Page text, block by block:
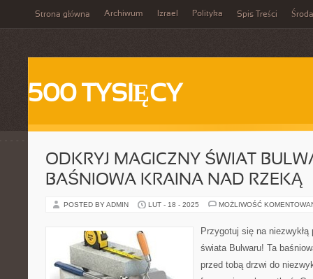
Strona główna Archiwum Izrael Polityka Spis Treści Środa
500 TYSIĘCY
ODKRYJ MAGICZNY ŚWIAT
BAŚNIOWA KRAINA NAD RZEKĄ
POSTED BY ADMIN LUT - 18 - 2025 MOŻLIWOŚĆ
Przygotuj się na
świata Bulwaru! Ta
przed tobą drzwi do